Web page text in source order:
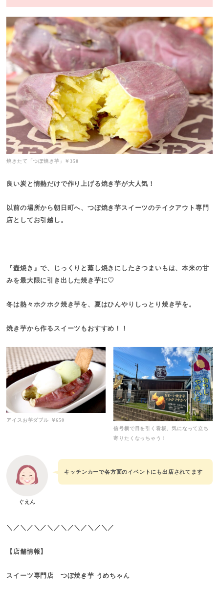
焼きたて「つぼ焼き芋」￥350
良い炭と情熱だけで作り上げる焼き芋が大人気！
以前の場所から朝日町へ、つぼ焼き芋スイーツのテイクアウト専門
店としてお引越し。
『壺焼き』で、じっくりと蒸し焼きにしたさつまいもは、本来の甘
みを最大限に引き出した焼き芋に♡
冬は熱々ホクホク焼き芋を、夏はひんやりしっとり焼き芋を。
焼き芋から作るスイーツもおすすめ！！
アイスお芋ダブル ￥650
信号横で目を引く看板、気になって立ち
寄りたくなっちゃう！
ぐえん
キッチンカーで各方面のイベントにも出店されてます
＼／＼／＼／＼／＼／＼／＼／＼／
【店舗情報】
スイーツ専門店 つぼ焼き芋 うめちゃん